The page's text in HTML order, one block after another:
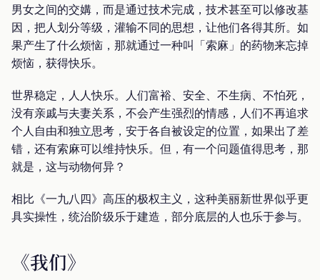
男女之间的交媾，而是通过技术完成，技术甚至可以修改基
因，把人划分等级，灌输不同的思想，让他们各得其所。如
果产生了什么烦恼，那就通过一种叫「索麻」的药物来忘掉
烦恼，获得快乐。
世界稳定，人人快乐。人们富裕、安全、不生病、不怕死，
没有亲戚与夫妻关系，不会产生强烈的情感，人们不再追求
个人自由和独立思考，安于各自被设定的位置，如果出了差
错，还有索麻可以维持快乐。但，有一个问题值得思考，那
就是，这与动物何异？
相比《一九八四》高压的极权主义，这种美丽新世界似乎更
具实操性，统治阶级乐于建造，部分底层的人也乐于参与。
《我们》